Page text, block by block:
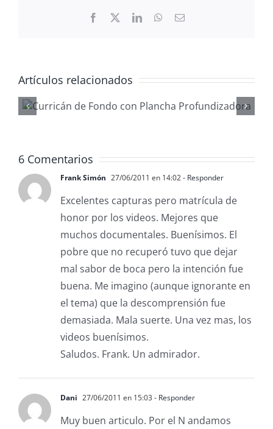
Facebook LinkedInWhatsApp
Correo
Artículos relacionados
Gestionar
waypoints
6 Comentarios
Frank Simón 27/06/2011 en 14:02- Responder
Excelentes capturas pero matrícula de
honor por los videos. Mejores que
muchos documentales. Buenísimos. El
pobre que no recuperó tuvo que dejar
mal sabor de boca pero la intención fue
buena. Me imagino (aunque ignorante en
el tema) que la descomprensión fue
demasiada. Mala suerte. Una vez mas, los
videos buenísimos.
Saludos. Frank. Un admirador.
Dani 27/06/2011 en 15:03- Responder
Muy buen articulo. Por el N andamos